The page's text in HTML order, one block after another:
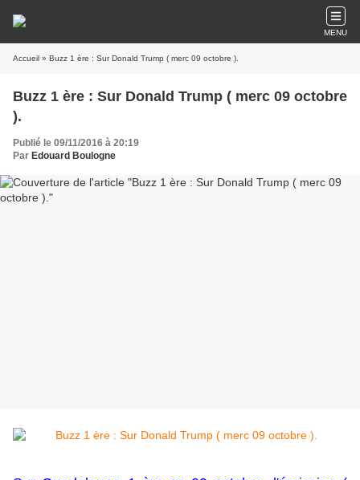
MENU
Accueil » Buzz 1 ère : Sur Donald Trump ( merc 09 octobre ).
Buzz 1 ère : Sur Donald Trump ( merc 09 octobre
).
Publié le 09/11/2016 à 20:19
Par Edouard Boulogne